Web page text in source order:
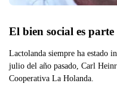
El bien social es
Lactolanda siempre ha estado
julio del año pasado, Carl
Cooperativa La Holanda.